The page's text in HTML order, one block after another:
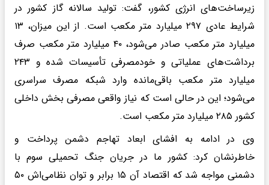
زیرساخت‌های انرژی کشور، گفت: تولید سالانه گاز کشور در
شرایط عادی ۲۹۷ میلیارد متر مکعب است. از این میزان، ۱۳
میلیارد متر مکعب صادر می‌شود، ۴۰ میلیارد متر مکعب صرف
برداشت‌های عملیاتی و خودمصرفی تأسیسات شده و ۲۴۳
میلیارد متر مکعب باقی‌مانده وارد شبکه مصرف سراسری
می‌شود؛ این در حالی است که نیاز واقعی مصرفی بخش داخلی
کشور ۲۸۵ میلیارد متر مکعب است.
وی در ادامه به افشای ابعاد تهاجم دشمن پرداخت و
خاطرنشان کرد: کشور ما در جریان جنگ تحمیلی سوم با
دشمنی مواجه شد که اقتصاد آن ۱۵ برابر و توان نظامی‌اش ۵۰